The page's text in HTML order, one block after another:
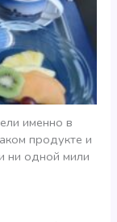
именно в
продукте и
ни одной мили